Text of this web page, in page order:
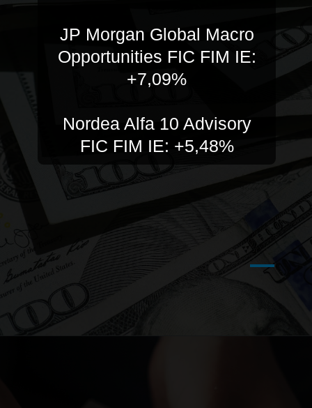
JP Morgan Global Macro
Opportunities FIC FIM IE:
+7,09%
Nordea Alfa 10 Advisory
FIC FIM IE: +5,48%